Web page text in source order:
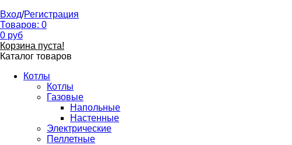
Вход/Регистрация
Товаров: 0
0 руб
Корзина пуста!
Каталог товаров
Котлы
Котлы
Газовые
Напольные
Настенные
Электрические
Пеллетные